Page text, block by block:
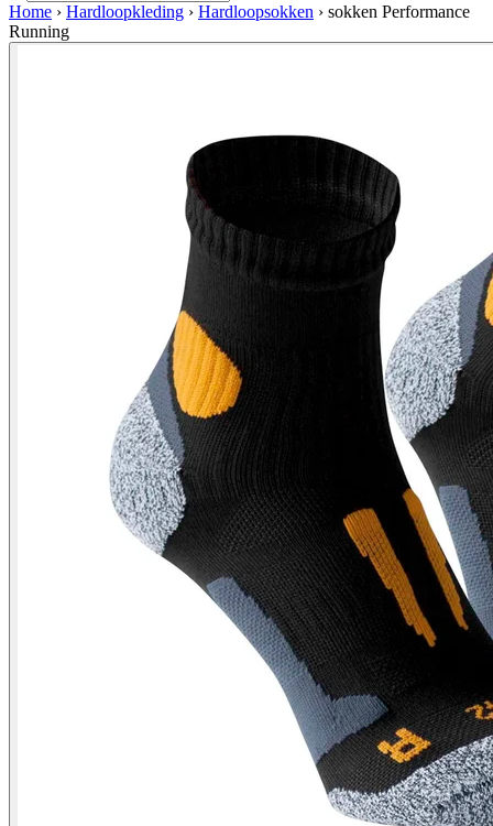
Home › Hardloopkleding › Hardloopsokken › sokken Performance
Running